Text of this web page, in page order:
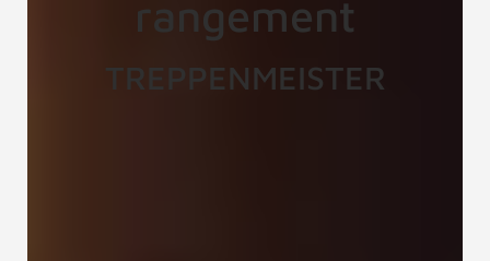
rangement
TREPPENMEISTER